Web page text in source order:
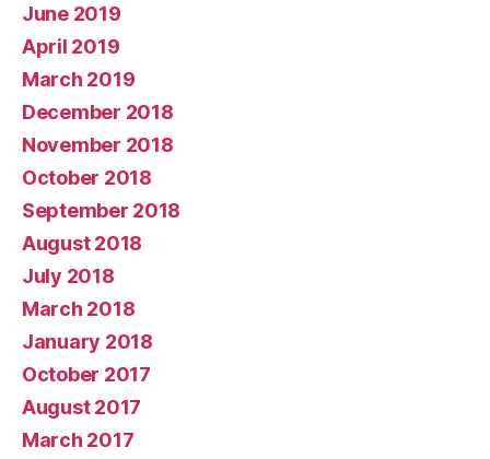
June 2019
April 2019
March 2019
December 2018
November 2018
October 2018
September 2018
August 2018
July 2018
March 2018
January 2018
October 2017
August 2017
March 2017